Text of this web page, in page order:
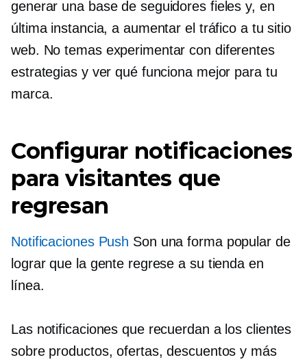
generar una base de seguidores fieles y, en
última instancia, a aumentar el tráfico a tu sitio
web. No temas experimentar con diferentes
estrategias y ver qué funciona mejor para tu
marca.
Configurar notificaciones
para visitantes que
regresan
Notificaciones Push Son una forma popular de
lograr que la gente regrese a su tienda en
línea.
Las notificaciones que recuerdan a los clientes
sobre productos, ofertas, descuentos y más